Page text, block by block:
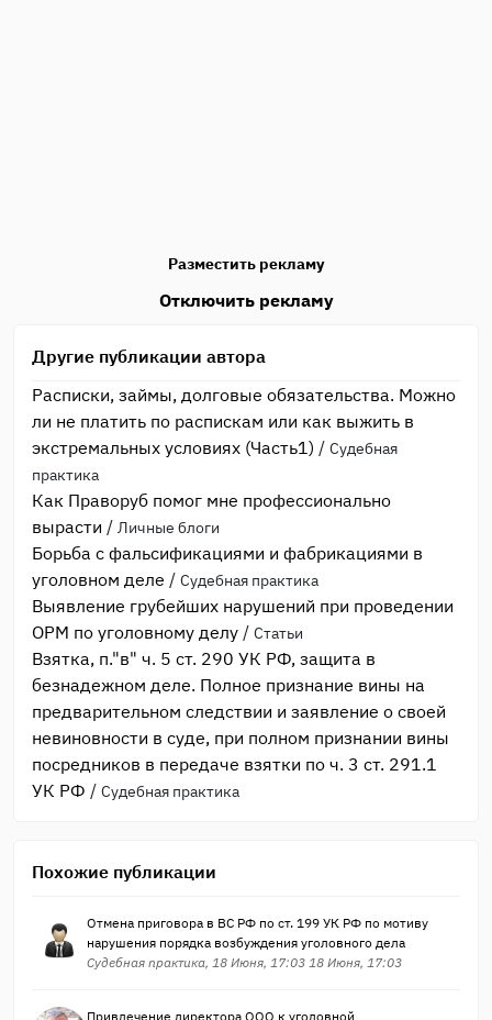
Разместить рекламу
Отключить рекламу
Другие публикации автора
Расписки, займы, долговые обязательства. Можно
ли не платить по распискам или как выжить в
экстремальных условиях (Часть1) / Судебная
практика
Как Праворуб помог мне профессионально
вырасти / Личные блоги
Борьба с фальсификациями и фабрикациями в
уголовном деле / Судебная практика
Выявление грубейших нарушений при проведении
ОРМ по уголовному делу / Статьи
Взятка, п."в" ч. 5 ст. 290 УК РФ, защита в
безнадежном деле. Полное признание вины на
предварительном следствии и заявление о своей
невиновности в суде, при полном признании вины
посредников в передаче взятки по ч. 3 ст. 291.1
УК РФ / Судебная практика
Похожие публикации
Отмена приговора в ВС РФ по ст. 199 УК РФ по мотиву
нарушения порядка возбуждения уголовного дела
Судебная практика, 18 Июня, 17:03 18 Июня, 17:03
Привлечение директора ООО к уголовной